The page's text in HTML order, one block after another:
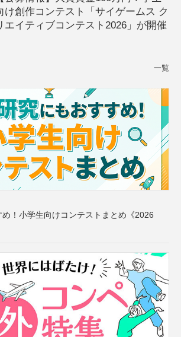
け創作コンテスト「サイゲームス ク
エイティブコンテスト2026」が開催
一覧
！小学生向けコンテストまとめ《2026